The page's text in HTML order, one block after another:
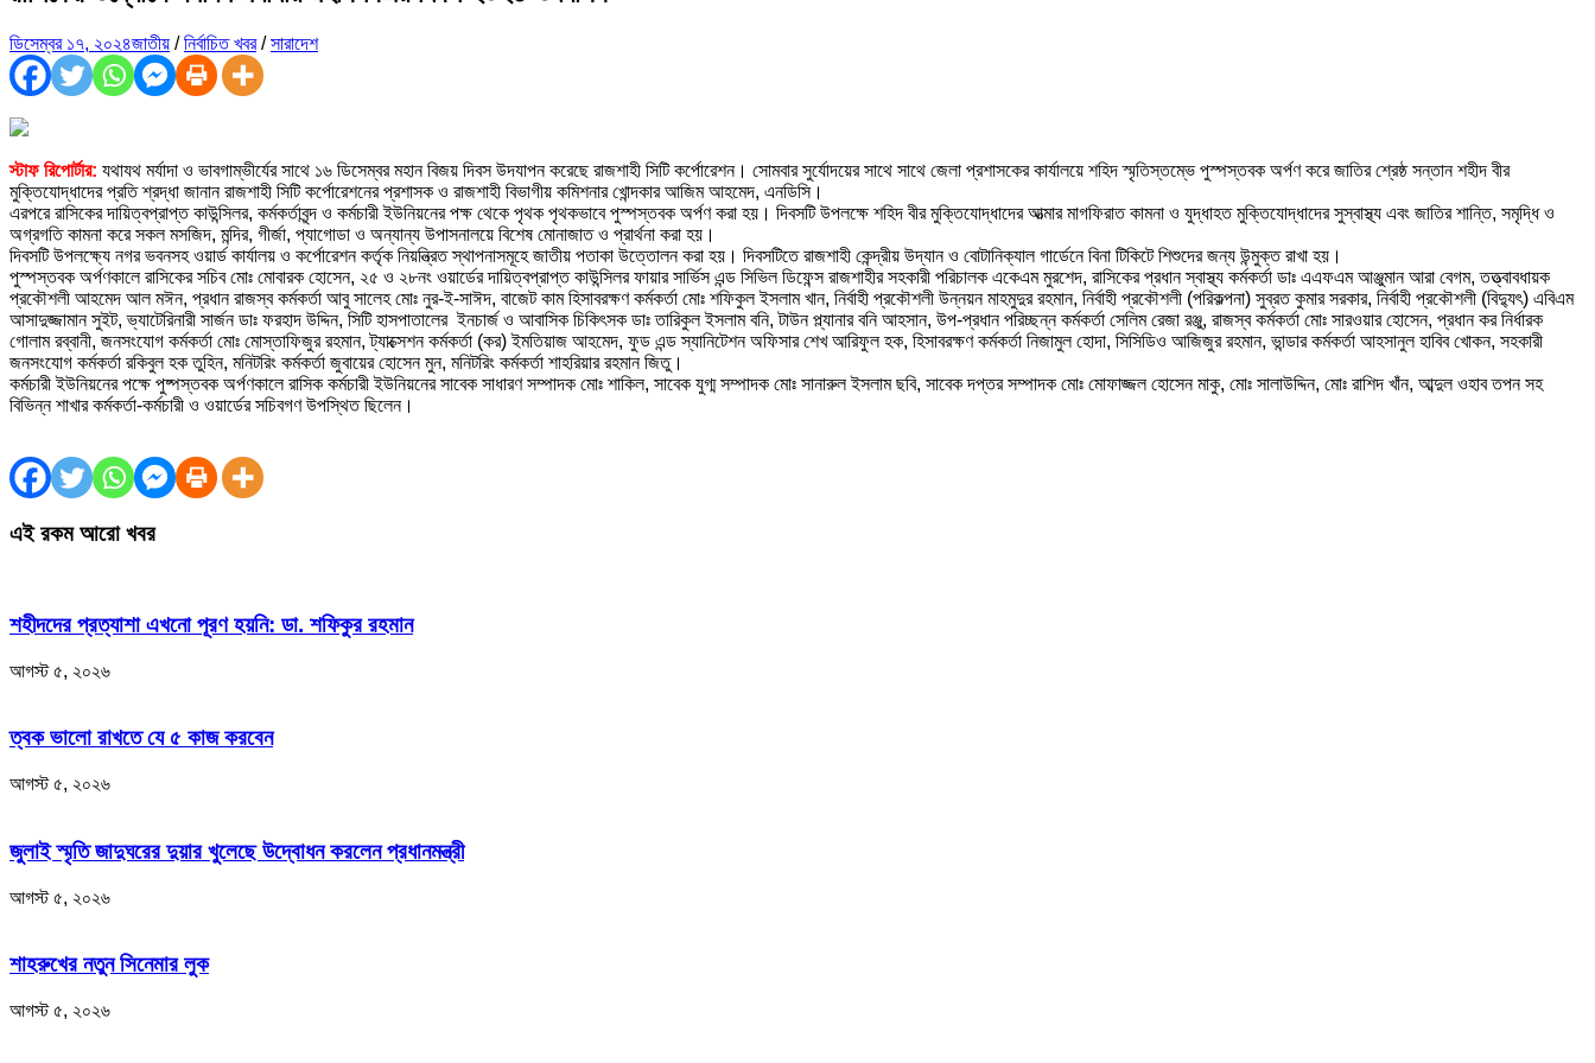
ডিসেম্বর ১৭, ২০২৪জাতীয় /নির্বাচিত খবর/সারাদেশ
স্টাফ রিপোর্টার: যথাযথ মর্যাদা ও ভাবগাম্ভীর্যের সাথে ১৬ ডিসেম্বর মহান বিজয় দিবস উদযাপন করেছে রাজশাহী সিটি কর্পোরেশন। সোমবার সুর্যোদয়ের সাথে সাথে জেলা প্রশাসকের কার্যালয়ে শহিদ স্মৃতিস্তম্ভে পুস্পস্তবক অর্পণ করে জাতির শ্রেষ্ঠ সন্তান শহীদ বীর
মুক্তিযোদ্ধাদের প্রতি শ্রদ্ধা জানান রাজশাহী সিটি কর্পোরেশনের প্রশাসক ও রাজশাহী বিভাগীয় কমিশনার খোন্দকার আজিম আহমেদ, এনডিসি।
এরপরে রাসিকের দায়িত্বপ্রাপ্ত কাউন্সিলর, কর্মকর্তাবৃন্দ ও কর্মচারী ইউনিয়নের পক্ষ থেকে পৃথক পৃথকভাবে পুস্পস্তবক অর্পণ করা হয়। দিবসটি উপলক্ষে শহিদ বীর মুক্তিযোদ্ধাদের আত্মার মাগফিরাত কামনা ও যুদ্ধাহত মুক্তিযোদ্ধাদের সুস্বাস্থ্য এবং জাতির শান্তি, সমৃদ্ধি ও
অগ্রগতি কামনা করে সকল মসজিদ, মন্দির, গীর্জা, প্যাগোডা ও অন্যান্য উপাসনালয়ে বিশেষ মোনাজাত ও প্রার্থনা করা হয়।
দিবসটি উপলক্ষ্যে নগর ভবনসহ ওয়ার্ড কার্যালয় ও কর্পোরেশন কর্তৃক নিয়ন্ত্রিত স্থাপনাসমূহে জাতীয় পতাকা উত্তোলন করা হয়। দিবসটিতে রাজশাহী কেন্দ্রীয় উদ্যান ও বোটানিক্যাল গার্ডেনে বিনা টিকিটে শিশুদের জন্য উন্মুক্ত রাখা হয়।
পুস্পস্তবক অর্পণকালে রাসিকের সচিব মোঃ মোবারক হোসেন, ২৫ ও ২৮নং ওয়ার্ডের দায়িত্বপ্রাপ্ত কাউন্সিলর ফায়ার সার্ভিস এন্ড সিভিল ডিফেন্স রাজশাহীর সহকারী পরিচালক একেএম মুরশেদ, রাসিকের প্রধান স্বাস্থ্য কর্মকর্তা ডাঃ এএফএম আঞ্জুমান আরা বেগম, তত্ত্বাবধায়ক
প্রকৌশলী আহমেদ আল মঈন, প্রধান রাজস্ব কর্মকর্তা আবু সালেহ মোঃ নুর-ই-সাঈদ, বাজেট কাম হিসাবরক্ষণ কর্মকর্তা মোঃ শফিকুল ইসলাম খান, নির্বাহী প্রকৌশলী উন্নয়ন মাহমুদুর রহমান, নির্বাহী প্রকৌশলী (পরিকল্পনা) সুব্রত কুমার সরকার, নির্বাহী প্রকৌশলী (বিদ্যুৎ) এবিএম
আসাদুজ্জামান সুইট, ভ্যাটেরিনারী সার্জন ডাঃ ফরহাদ উদ্দিন, সিটি হাসপাতালের ইনচার্জ ও আবাসিক চিকিৎসক ডাঃ তারিকুল ইসলাম বনি, টাউন প্ল্যানার বনি আহসান, উপ-প্রধান পরিচ্ছন্ন কর্মকর্তা সেলিম রেজা রঞ্জু, রাজস্ব কর্মকর্তা মোঃ সারওয়ার হোসেন, প্রধান কর নির্ধারক
গোলাম রব্বানী, জনসংযোগ কর্মকর্তা মোঃ মোস্তাফিজুর রহমান, ট্যাক্সেশন কর্মকর্তা (কর) ইমতিয়াজ আহমেদ, ফুড এন্ড স্যানিটেশন অফিসার শেখ আরিফুল হক, হিসাবরক্ষণ কর্মকর্তা নিজামুল হোদা, সিসিডিও আজিজুর রহমান, ভান্ডার কর্মকর্তা আহসানুল হাবিব খোকন, সহকারী
জনসংযোগ কর্মকর্তা রকিবুল হক তুহিন, মনিটরিং কর্মকর্তা জুবায়ের হোসেন মুন, মনিটরিং কর্মকর্তা শাহরিয়ার রহমান জিতু।
কর্মচারী ইউনিয়নের পক্ষে পুষ্পস্তবক অর্পণকালে রাসিক কর্মচারী ইউনিয়নের সাবেক সাধারণ সম্পাদক মোঃ শাকিল, সাবেক যুগ্ম সম্পাদক মোঃ সানারুল ইসলাম ছবি, সাবেক দপ্তর সম্পাদক মোঃ মোফাজ্জল হোসেন মাকু, মোঃ সালাউদ্দিন, মোঃ রাশিদ খাঁন, আব্দুল ওহাব তপন সহ
বিভিন্ন শাখার কর্মকর্তা-কর্মচারী ও ওয়ার্ডের সচিবগণ উপস্থিত ছিলেন।
এই রকম আরো খবর
শহীদদের প্রত্যাশা এখনো পূরণ হয়নি: ডা. শফিকুর রহমান
আগস্ট ৫, ২০২৬
ত্বক ভালো রাখতে যে ৫ কাজ করবেন
আগস্ট ৫, ২০২৬
জুলাই স্মৃতি জাদুঘরের দুয়ার খুলেছে উদ্বোধন করলেন প্রধানমন্ত্রী
আগস্ট ৫, ২০২৬
শাহরুখের নতুন সিনেমার লুক
আগস্ট ৫, ২০২৬